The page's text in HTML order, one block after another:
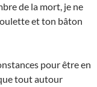
de la mort, je ne
et ton bâton
pour être en
tout autour